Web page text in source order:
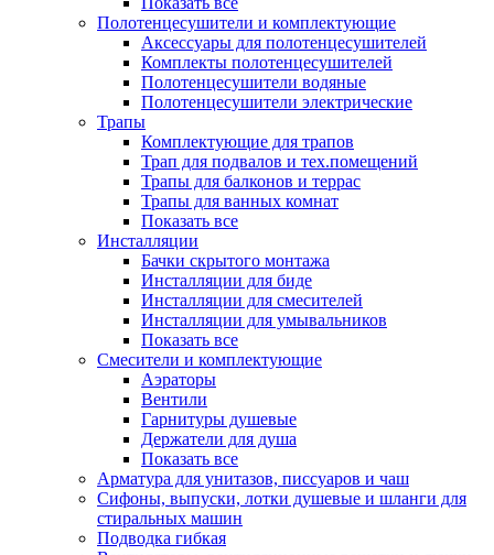
Полотенцесушители и комплектующие
Аксессуары для полотенцесушителей
Комплекты полотенцесушителей
Полотенцесушители водяные
Полотенцесушители электрические
Трапы
Комплектующие для трапов
Трап для подвалов и тех.помещений
Трапы для балконов и террас
Трапы для ванных комнат
Показать все
Инсталляции
Бачки скрытого монтажа
Инсталляции для биде
Инсталляции для смесителей
Инсталляции для умывальников
Показать все
Смесители и комплектующие
Аэраторы
Вентили
Гарнитуры душевые
Держатели для душа
Показать все
Арматура для унитазов, писсуаров и чаш
Сифоны, выпуски, лотки душевые и шланги для
стиральных машин
Подводка гибкая